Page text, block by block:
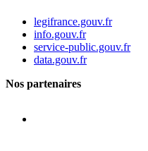
legifrance.gouv.fr
info.gouv.fr
service-public.gouv.fr
data.gouv.fr
Nos partenaires